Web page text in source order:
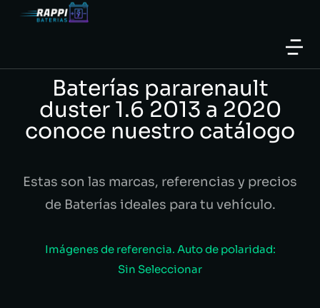
Baterías pararenault
duster 1.6 2013 a 2020
conoce nuestro catálogo
Estas son las marcas, referencias y precios
de Baterías ideales para tu vehículo.
Imágenes de referencia. Auto de polaridad:
Sin Seleccionar